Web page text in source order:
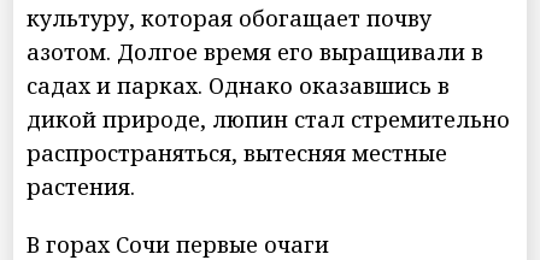
культуру, которая обогащает почву
азотом. Долгое время его выращивали в
садах и парках. Однако оказавшись в
дикой природе, люпин стал стремительно
распространяться, вытесняя местные
растения.
В горах Сочи первые очаги